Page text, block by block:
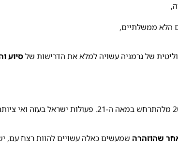
הלא ממשלתיים,
של גרמניה עשויה למלא את הדרישות שלסיוע
שהוזהרה שמעשים כאלה עשויים להוות רצח עם,